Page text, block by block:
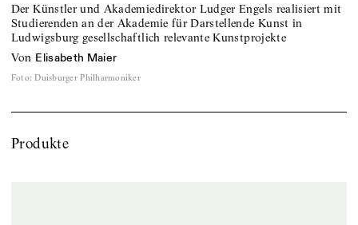
Der Künstler und Akademiedirektor Ludger Engels realisiert mit
Studierenden an der Akademie für Darstellende Kunst in
Ludwigsburg gesellschaftlich relevante Kunstprojekte
von Elisabeth Maier
Foto: Duisburger Philharmoniker
Produkte